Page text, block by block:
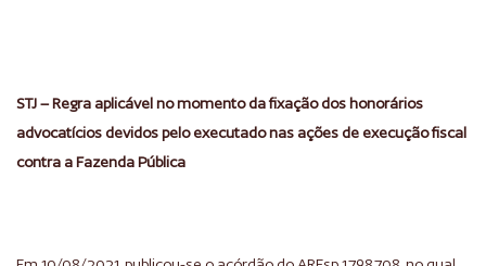
STJ – Regra aplicável no momento da fixação dos honorários
advocatícios devidos pelo executado nas ações de execução fiscal
contra a Fazenda Pública